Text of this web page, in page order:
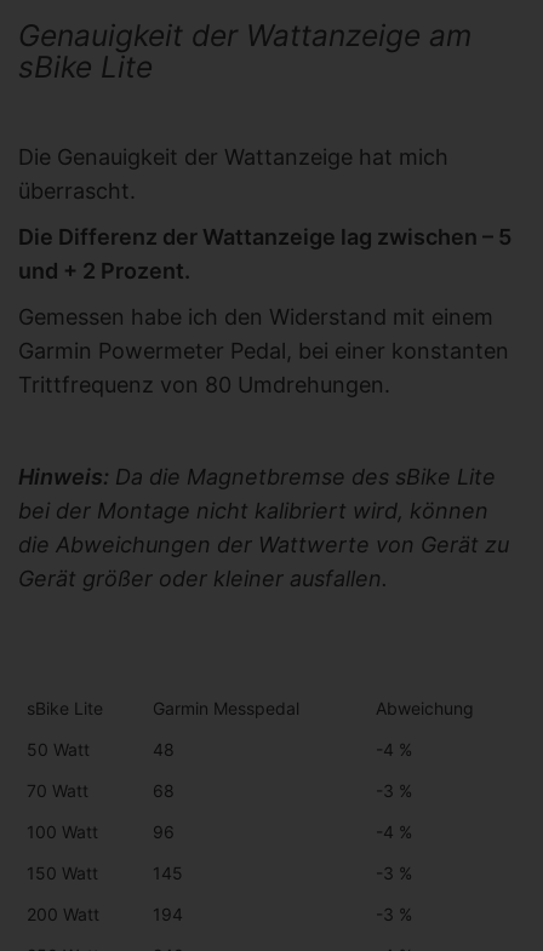
Genauigkeit der Wattanzeige am
sBike Lite
Die Genauigkeit der Wattanzeige hat mich
überrascht.
Die Differenz der Wattanzeige lag zwischen – 5
und + 2 Prozent.
Gemessen habe ich den Widerstand mit einem
Garmin Powermeter Pedal, bei einer konstanten
Trittfrequenz von 80 Umdrehungen.
Hinweis: Da die Magnetbremse des sBike Lite
bei der Montage nicht kalibriert wird, können
die Abweichungen der Wattwerte von Gerät zu
Gerät größer oder kleiner ausfallen.
sBike Lite Garmin Messpedal
Abweichung
50 Watt
48
-4 %
70 Watt
68
-3 %
100 Watt
96
-4 %
150 Watt
145
-3 %
200 Watt
194
-3 %